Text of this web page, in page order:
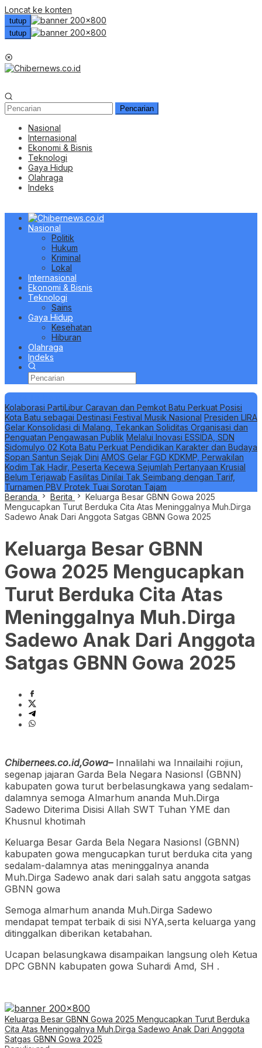
Loncat ke konten
tutup
tutup
Pencarian
Nasional
Internasional
Ekonomi & Bisnis
Teknologi
Gaya Hidup
Olahraga
Indeks
Nasional
Politik
Hukum
Kriminal
Lokal
Internasional
Ekonomi & Bisnis
Teknologi
Sains
Gaya Hidup
Kesehatan
Hiburan
Olahraga
Indeks
Berita Terbaru
Kolaborasi PartiLibur Caravan dan Pemkot Batu Perkuat Posisi
Kota Batu sebagai Destinasi Festival Musik Nasional Presiden LIRA
Gelar Konsolidasi di Malang, Tekankan Soliditas Organisasi dan
Penguatan Pengawasan Publik Melalui Inovasi ESSIDA, SDN
Sidomulyo 02 Kota Batu Perkuat Pendidikan Karakter dan Budaya
Sopan Santun Sejak Dini AMOS Gelar FGD KDKMP, Perwakilan
Kodim Tak Hadir, Peserta Kecewa Sejumlah Pertanyaan Krusial
Belum Terjawab Fasilitas Dinilai Tak Seimbang dengan Tarif,
Turnamen PBV Protek Tuai Sorotan Tajam
Beranda
Berita
Keluarga Besar GBNN Gowa 2025
Mengucapkan Turut Berduka Cita Atas Meninggalnya Muh.Dirga
Sadewo Anak Dari Anggota Satgas GBNN Gowa 2025
Keluarga Besar GBNN
Gowa 2025 Mengucapkan
Turut Berduka Cita Atas
Meninggalnya Muh.Dirga
Sadewo Anak Dari Anggota
Satgas GBNN Gowa 2025
Chibernees.co.id,Gowa– Innalilahi wa Innailaihi rojiun,
segenap jajaran Garda Bela Negara Nasionsl (GBNN)
kabupaten gowa turut berbelasungkawa yang sedalam-
dalamnya semoga Almarhum ananda Muh.Dirga
Sadewo Diterima Disisi Allah SWT Tuhan YME dan
Khusnul khotimah
Keluarga Besar Garda Bela Negara Nasionsl (GBNN)
kabupaten gowa mengucapkan turut berduka cita yang
sedalam-dalamnya atas meninggalnya ananda
Muh.Dirga Sadewo anak dari salah satu anggota satgas
GBNN gowa
Semoga almarhum ananda Muh.Dirga Sadewo
mendapat tempat terbaik di sisi NYA,serta keluarga yang
ditinggalkan diberikan ketabahan.
Ucapan belasungkawa disampaikan langsung oleh Ketua
DPC GBNN kabupaten gowa Suhardi Amd, SH .
Keluarga Besar GBNN Gowa 2025 Mengucapkan Turut Berduka
Cita Atas Meninggalnya Muh.Dirga Sadewo Anak Dari Anggota
Satgas GBNN Gowa 2025